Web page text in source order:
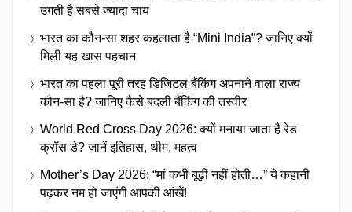
उगती है सबसे ज्यादा चाय
भारत का कौन-सा शहर कहलाता है “Mini India”? जानिए क्यों
मिली यह खास पहचान
भारत का पहला पूरी तरह डिजिटल बैंकिंग अपनाने वाला राज्य
कौन-सा है? जानिए कैसे बदली बैंकिंग की तस्वीर
World Red Cross Day 2026: क्यों मनाया जाता है रेड
क्रॉस डे? जानें इतिहास, थीम, महत्व
Mother’s Day 2026: “मां कभी बूढ़ी नहीं होती…” ये कहानी
पढ़कर नम हो जाएंगी आपकी आंखें!